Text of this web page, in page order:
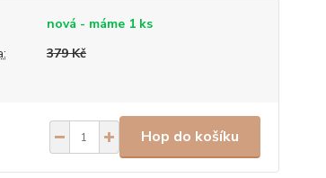
nová - máme 1 ks
379 Kč
Hop do košíku